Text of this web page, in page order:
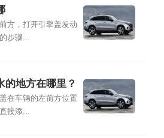
方，打开引擎盖发动
步骤...
的地方在哪里？
在车辆的左前方位置
接添...